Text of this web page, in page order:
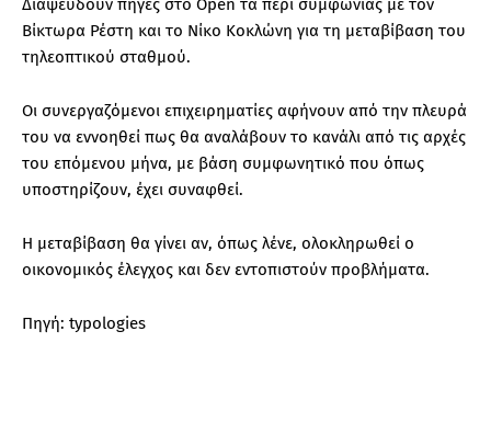
Διαψεύδουν πηγές στο Open τα περί συμφωνίας με τον
Βίκτωρα Ρέστη και το Νίκο Κοκλώνη για τη μεταβίβαση του
τηλεοπτικού σταθμού.
Οι συνεργαζόμενοι επιχειρηματίες αφήνουν από την πλευρά
του να εννοηθεί πως θα αναλάβουν το κανάλι από τις αρχές
του επόμενου μήνα, με βάση συμφωνητικό που όπως
υποστηρίζουν, έχει συναφθεί.
Η μεταβίβαση θα γίνει αν, όπως λένε, ολοκληρωθεί ο
οικονομικός έλεγχος και δεν εντοπιστούν προβλήματα.
Πηγή: typologies